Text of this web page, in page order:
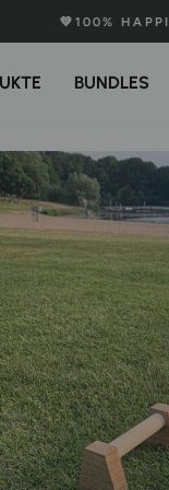
💚100% HAPPINESS
BUNDLES